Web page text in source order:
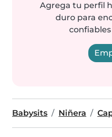
Agrega tu perfil
duro para
Babysits Niñera